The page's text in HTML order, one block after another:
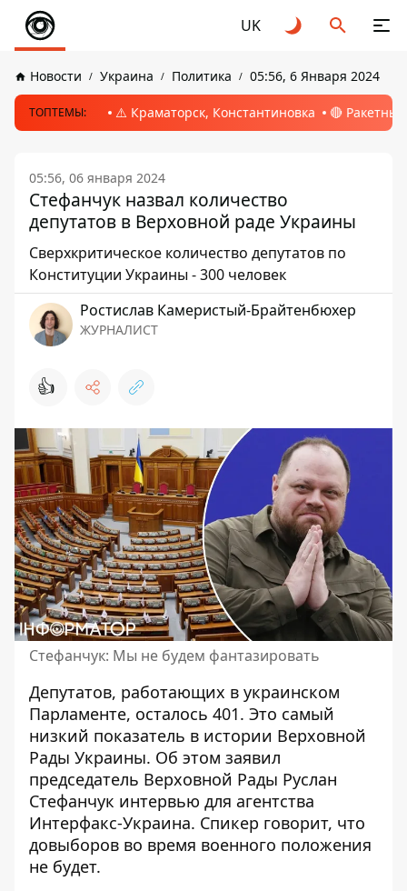
UK
Новости Украина Политика 05:56, 6 Января 2024
ТОПТЕМЫ: ⚠️ Краматорск, Константиновка 🔴
05:56, 06 января 2024
Стефанчук назвал количество
депутатов в Верховной раде Украины
Сверхкритическое количество депутатов по
Конституции Украины - 300 человек
Ростислав Камеристый-Брайтенбюхер
ЖУРНАЛИСТ
👍
Стефанчук: Мы не будем фантазировать
Депутатов, работающих в украинском
Парламенте, осталось 401. Это самый
низкий показатель в истории Верховной
Рады Украины. Об этом заявил
председатель Верховной Рады Руслан
Стефанчук интервью для агентства
Интерфакс-Украина. Спикер говорит, что
довыборов во время военного положения
не будет.